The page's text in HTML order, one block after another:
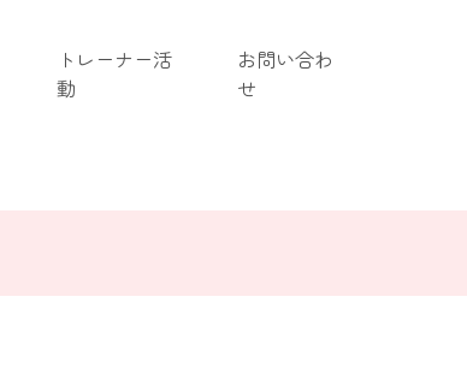
トレーナー活
動
お問い合わ
せ